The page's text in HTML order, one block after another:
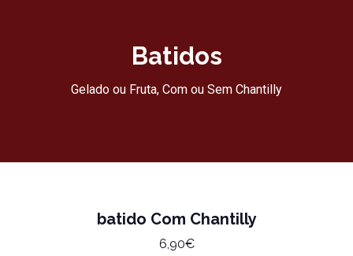
Batidos
Gelado ou Fruta, Com ou Sem Chantilly
batido Com Chantilly
6,90€